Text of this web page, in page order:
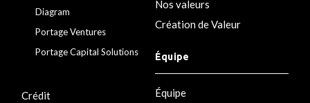
Diagram
Portage Ventures
Portage Capital Solutions
Crédit
Nos valeurs
Création de Valeur
Équipe
Équipe